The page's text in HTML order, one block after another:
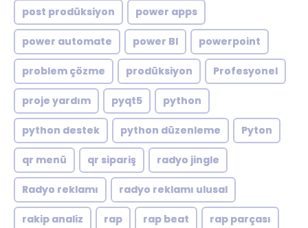
post prodüksiyon power apps
power automate power BI powerpoint
problem çözme prodüksiyon Profesyonel
proje yardım pyqt5 python
python destek python düzenleme Pyton
qr menü qr sipariş radyo jingle
Radyo reklamı radyo reklamı ulusal
rakip analiz rap rap beat rap parçası